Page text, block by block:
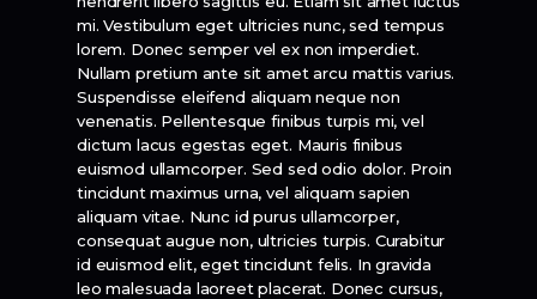
mi. Vestibulum eget ultricies nunc, sed tempus
lorem. Donec semper vel ex non imperdiet.
Nullam pretium ante sit amet arcu mattis varius.
Suspendisse eleifend aliquam neque non
venenatis. Pellentesque finibus turpis mi, vel
dictum lacus egestas eget. Mauris finibus
euismod ullamcorper. Sed sed odio dolor. Proin
tincidunt maximus urna, vel aliquam sapien
aliquam vitae. Nunc id purus ullamcorper,
consequat augue non, ultricies turpis. Curabitur
id euismod elit, eget tincidunt felis. In gravida
leo malesuada laoreet placerat. Donec cursus,